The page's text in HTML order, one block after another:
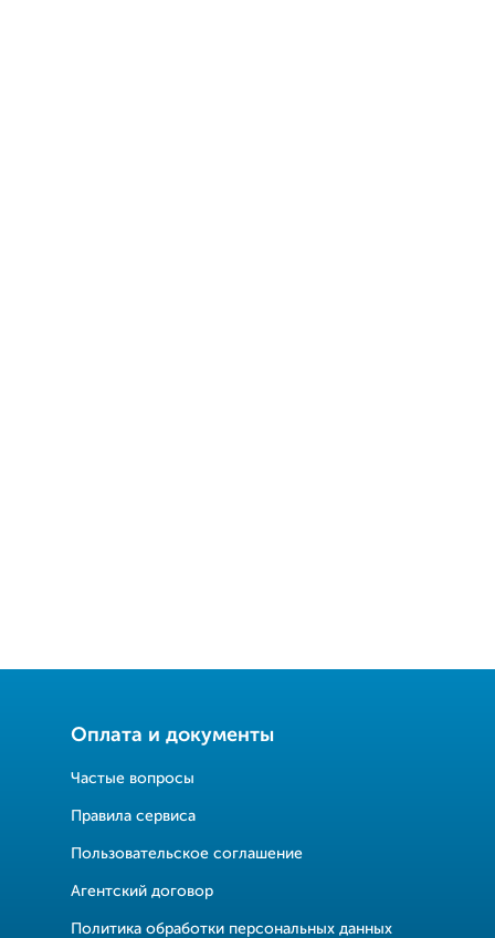
Оплата и документы
Частые вопросы
Правила сервиса
Пользовательское соглашение
Агентский договор
Политика обработки персональных данных